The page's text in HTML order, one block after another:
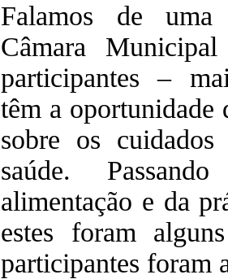
Falamos de
Câmara
participantes –
têm a oportunidade
sobre os
saúde.
alimentação e da
estes foram
participantes foram